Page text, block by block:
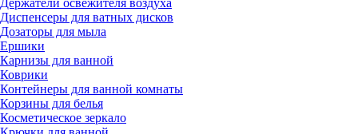
Держатели освежителя воздуха
Диспенсеры для ватных дисков
Дозаторы для мыла
Ершики
Карнизы для ванной
Коврики
Контейнеры для ванной комнаты
Корзины для белья
Косметическое зеркало